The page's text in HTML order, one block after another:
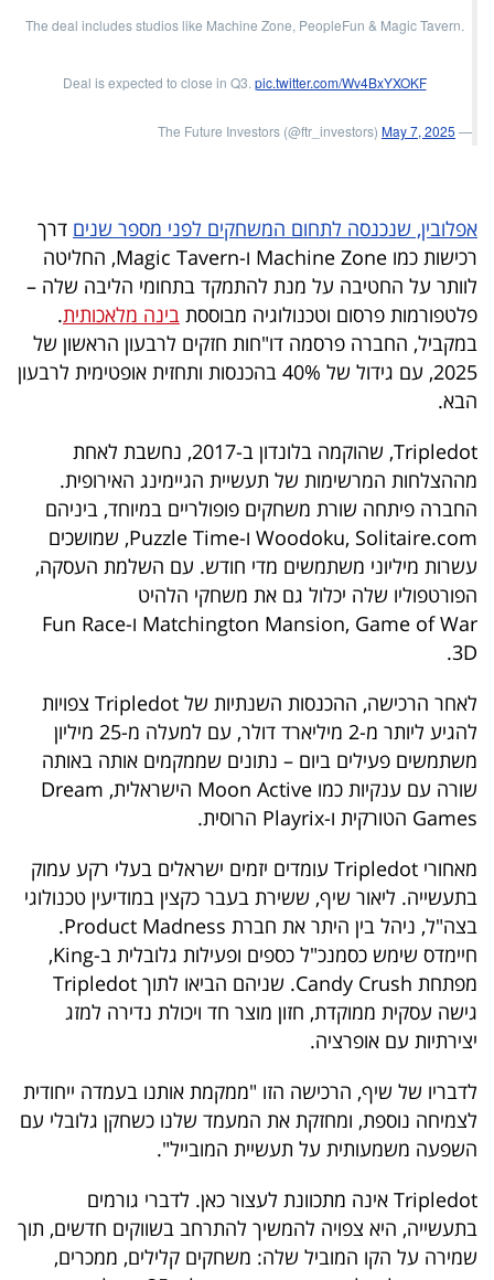
ניוזלטרים
אדום
פרסמו
באייס
עקבו
The deal includes studios like Machine Zone, PeopleFun & Magic Tavern.
Deal is expected to close in Q3. pic.twitter.com/Wv4BxYXOKF
— The Future Investors (@ftr_investors)
May 7, 2025
אפלובין, שנכנסה לתחום המשחקים לפני מספר שנים דרך
רכישות כמו Machine Zone ו-Magic Tavern, החליטה
לוותר על החטיבה על מנת להתמקד בתחומי הליבה שלה –
פלטפורמות פרסום וטכנולוגיה מבוססת בינה מלאכותית.
במקביל, החברה פרסמה דו"חות חזקים לרבעון הראשון של
2025, עם גידול של 40% בהכנסות ותחזית אופטימית לרבעון
הבא.
Tripledot, שהוקמה בלונדון ב-2017, נחשבת לאחת
מההצלחות המרשימות של תעשיית הגיימינג האירופית.
החברה פיתחה שורת משחקים פופולריים במיוחד, ביניהם
Woodoku, Solitaire.com ו-Puzzle Time, שמושכים
עשרות מיליוני משתמשים מדי חודש. עם השלמת העסקה,
הפורטפוליו שלה יכלול גם את משחקי הלהיט
Matchington Mansion, Game of War ו-Fun Race
3D.
לאחר הרכישה, ההכנסות השנתיות של Tripledot צפויות
להגיע ליותר מ-2 מיליארד דולר, עם למעלה מ-25 מיליון
משתמשים פעילים ביום – נתונים שממקמים אותה באותה
שורה עם ענקיות כמו Moon Active הישראלית, Dream
Games הטורקית ו-Playrix הרוסית.
מאחורי Tripledot עומדים יזמים ישראלים בעלי רקע עמוק
בתעשייה. ליאור שיף, ששירת בעבר כקצין במודיעין טכנולוגי
בצה"ל, ניהל בין היתר את חברת Product Madness.
חיימדס שימש כסמנכ"ל כספים ופעילות גלובלית ב-King,
מפתחת Candy Crush. שניהם הביאו לתוך Tripledot
גישה עסקית ממוקדת, חזון מוצר חד ויכולת נדירה למזג
יצירתיות עם אופרציה.
לדבריו של שיף, הרכישה הזו "ממקמת אותנו בעמדה ייחודית
לצמיחה נוספת, ומחזקת את המעמד שלנו כשחקן גלובלי עם
השפעה משמעותית על תעשיית המובייל".
Tripledot אינה מתכוונת לעצור כאן. לדברי גורמים
בתעשייה, היא צפויה להמשיך להתרחב בשווקים חדשים, תוך
שמירה על הקו המוביל שלה: משחקים קלילים, ממכרים,